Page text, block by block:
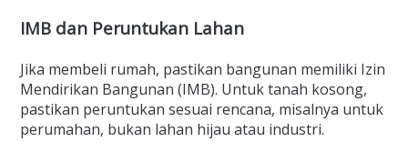
IMB dan Peruntukan Lahan
Jika membeli rumah, pastikan bangunan memiliki Izin
Mendirikan Bangunan (IMB). Untuk tanah kosong,
pastikan peruntukan sesuai rencana, misalnya untuk
perumahan, bukan lahan hijau atau industri.